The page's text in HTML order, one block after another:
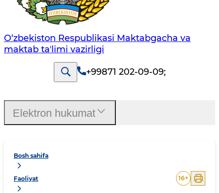
O‘zbekiston Respublikasi Maktabgacha va
maktab taʼlimi vazirligi
+99871 202-09-09;
Bosh sahifa
Faoliyat 16+
Elektron hukumat